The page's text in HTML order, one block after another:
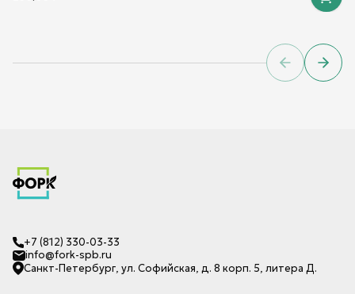
Previous
Next
+7 (812) 330-03-33
info@fork-spb.ru
Санкт-Петербург, ул. Софийская, д. 8 корп. 5, литера Д.